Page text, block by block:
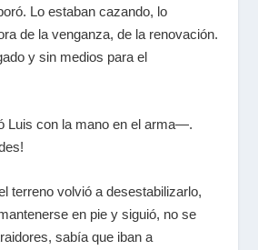
Lo estaban cazando, lo
de la venganza, de la renovación.
y sin medios para el
con la mano en el arma—.
terreno volvió a desestabilizarlo,
en pie y siguió, no se
sabía que iban a